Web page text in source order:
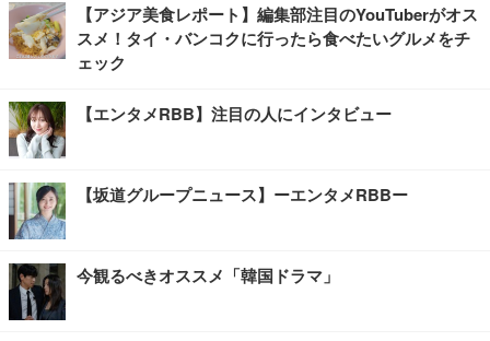
【アジア美食レポート】編集部注目のYouTuberがオス
スメ！タイ・バンコクに行ったら食べたいグルメをチ
ェック
【エンタメRBB】注目の人にインタビュー
【坂道グループニュース】ーエンタメRBBー
今観るべきオススメ「韓国ドラマ」